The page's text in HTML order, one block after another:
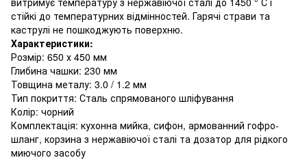
стійкі до температурних відмінностей. Гарячі страви та
каструлі не пошкоджують поверхню.
Характеристики:
Розмір: 650 х 450 мм
Глибина чашки: 230 мм
Товщина металу: 3.0 / 1.2 мм
Тип покриття: Сталь спрямованого шліфування
Колір: чорний
Комплектація: кухонна мийка, сифон, армованний гофро-
шланг, корзина з нержавіючої сталі та дозатор для рідкого
миючого засобу